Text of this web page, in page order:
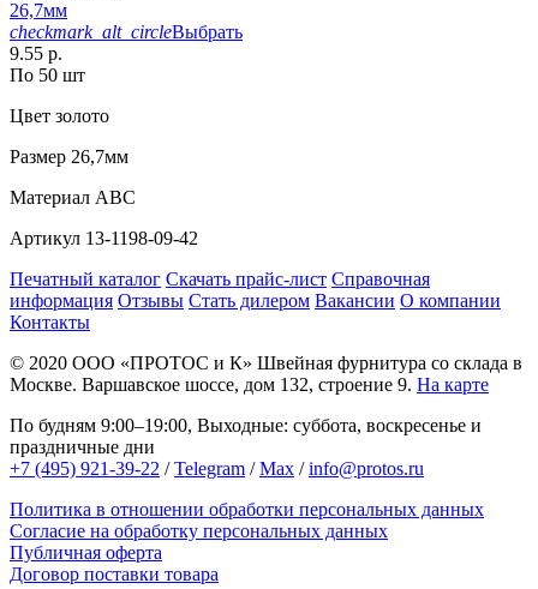
26,7мм
checkmark_alt_circleВыбрать
9.55 р.
По 50 шт
Цвет золото
Размер 26,7мм
Материал АВС
Артикул 13-1198-09-42
Печатный каталог Скачать прайс-лист Справочная
информация Отзывы Стать дилером Вакансии О компании
Контакты
© 2020 ООО «ПРОТОС и К» Швейная фурнитура со склада в
Москве. Варшавское шоссе, дом 132, строение 9. На карте
По будням 9:00–19:00, Выходные: суббота, воскресенье и
праздничные дни
+7 (495) 921-39-22 /Telegram /Max /info@protos.ru
Политика в отношении обработки персональных данных
Согласие на обработку персональных данных
Публичная оферта
Договор поставки товара